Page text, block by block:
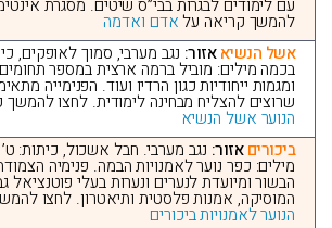
עם לימודים לבגרות בבי”ס שיטים. מסגרת
להמשך קריאה עלאדם ואדמה
אשל הנשיאאזור: נגב מערבי, סמוך לאופקים,
בכמה מילים: מוביל ברמה ארצית במספר
ומגמות ייחודיות כגון הרדיו ועוד. הפנימייה
שרוצים להצליח מבחינה לימודית. לחצו
הנוער אשל הנשיא
ביכוריםאזור: נגב מערבי. חבל אשכול, כיתות:
מילים: כפר נוער לאמנויות הבמה. פנימיה
הבשור ומיועדת לנערים ונערות בעלי פוטנציאל
המוסיקה, אמנות פלסטית ותיאטרון. לחצו
הנוער לאמנויות ביכורים